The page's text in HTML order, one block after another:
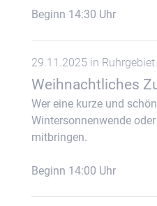
Beginn 14:30 Uhr
29.11.2025 in Ruhrgebiet
Weihnachtliches
Wer eine kurze und
Wintersonnenwende
mitbringen.
Beginn 14:00 Uhr